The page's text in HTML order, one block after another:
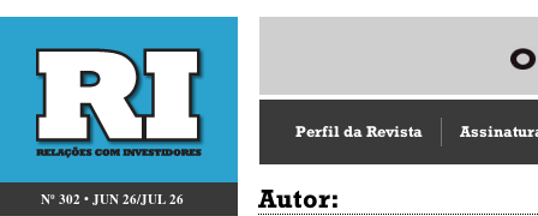
Nº 302 • JUN 26/JUL 26
Perfil da Revista
Autor: